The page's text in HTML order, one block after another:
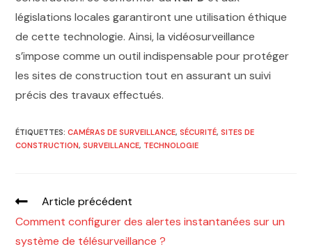
législations locales garantiront une utilisation éthique
de cette technologie. Ainsi, la vidéosurveillance
s’impose comme un outil indispensable pour protéger
les sites de construction tout en assurant un suivi
précis des travaux effectués.
ÉTIQUETTES:CAMÉRAS DE SURVEILLANCE, SÉCURITÉ, SITES DE
CONSTRUCTION, SURVEILLANCE, TECHNOLOGIE
Article précédent
Comment configurer des alertes instantanées sur un
système de télésurveillance ?